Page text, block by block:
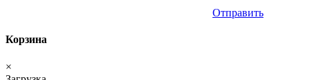
Отправить
Корзина
×